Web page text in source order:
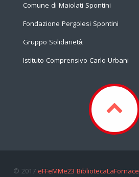
Comune di Maiolati Spontini
Fondazione Pergolesi Spontini
Gruppo Solidarietà
Istituto Comprensivo Carlo Urbani
© 2017 eFFeMMe23 BibliotecaLaFornace